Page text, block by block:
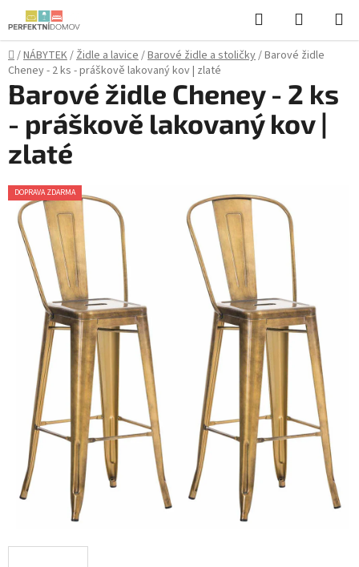
Přejít
na
obsah
Hledat
KOŠÍK
Domů
/NÁBYTEK/Židle a lavice/Barové židle a stoličky/Barové židle
Cheney - 2 ks - práškově lakovaný kov | zlaté
Barové židle Cheney - 2 ks
- práškově lakovaný kov |
zlaté
DOPRAVA ZDARMA